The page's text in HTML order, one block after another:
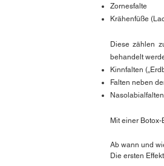
Zornesfalte
Krähenfüße
Diese zählen
behandelt
Kinnfalten
Falten neben
Mit einer
Ab wann und
Die ersten